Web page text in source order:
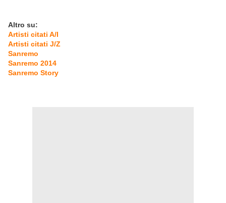
Altro su:
Artisti citati A/I
Artisti citati J/Z
Sanremo
Sanremo 2014
Sanremo Story